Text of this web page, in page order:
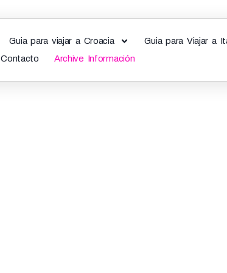
Guia para viajar a Croacia
Guia para Viajar a
Contacto
Archive Información